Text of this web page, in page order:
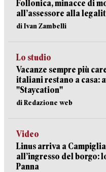
Follonica, minacce di
all’assessore alla
di Ivan Zambelli
Lo studio
Vacanze sempre più
italiani restano a casa:
"Staycation"
di Redazione web
Video
Linus arriva a
all’ingresso del borgo:
Panna